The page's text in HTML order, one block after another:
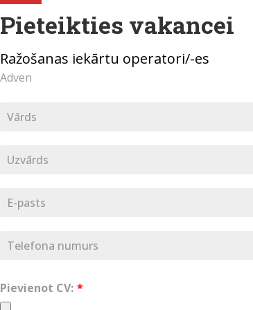
Pieteikties vakancei
Ražošanas iekārtu operatori/-es
Adven
Pievienot CV: